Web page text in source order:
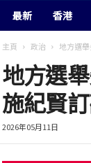
最新 香港
主頁 政治 地方選
地方選
施紀賢
2026年05月11日